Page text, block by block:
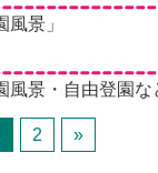
景」
風景・自由登園な
2 »